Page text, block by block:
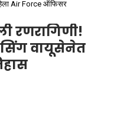
Air Force ऑफिसर
रणरागिणी!
सिंग वायूसेनेत